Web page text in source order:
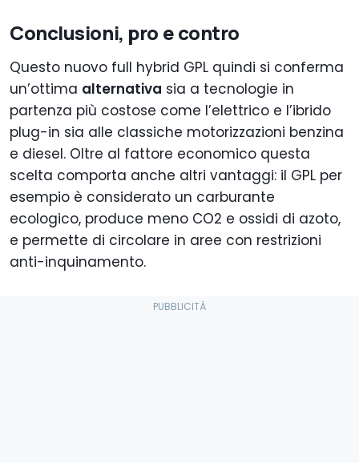
Conclusioni, pro e contro
Questo nuovo full hybrid GPL quindi si conferma
un’ottima alternativa sia a tecnologie in
partenza più costose come l’elettrico e l’ibrido
plug-in sia alle classiche motorizzazioni benzina
e diesel. Oltre al fattore economico questa
scelta comporta anche altri vantaggi: il GPL per
esempio è considerato un carburante
ecologico, produce meno CO2 e ossidi di azoto,
e permette di circolare in aree con restrizioni
anti-inquinamento.